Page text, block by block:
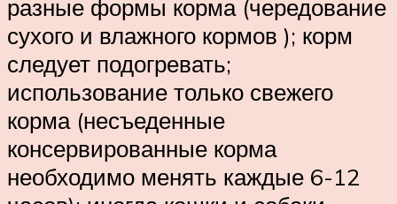
разные формы корма (чередование
сухого и влажного кормов ); корм
следует подогревать;
использование только свежего
корма (несъеденные
консервированные корма
необходимо менять каждые 6-12